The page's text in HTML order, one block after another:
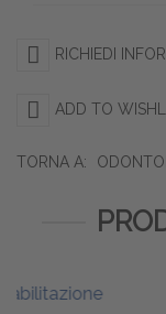
RICHIEDI
ADD TO
TORNA A: